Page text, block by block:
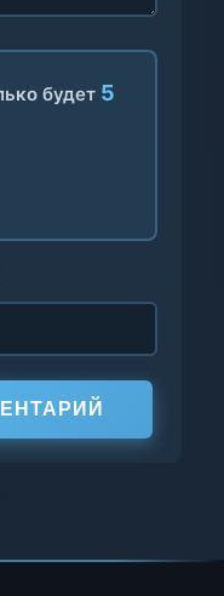
будет 5